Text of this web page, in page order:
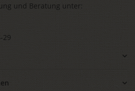
und Beratung unter:
29